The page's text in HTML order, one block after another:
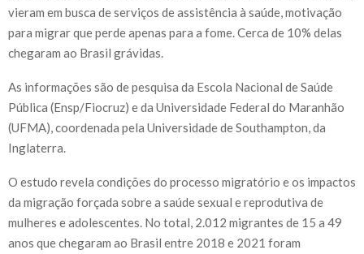
vieram em busca de serviços de assistência à saúde, motivação
para migrar que perde apenas para a fome. Cerca de 10% delas
chegaram ao Brasil grávidas.
As informações são de pesquisa da Escola Nacional de Saúde
Pública (Ensp/Fiocruz) e da Universidade Federal do Maranhão
(UFMA), coordenada pela Universidade de Southampton, da
Inglaterra.
O estudo revela condições do processo migratório e os impactos
da migração forçada sobre a saúde sexual e reprodutiva de
mulheres e adolescentes. No total, 2.012 migrantes de 15 a 49
anos que chegaram ao Brasil entre 2018 e 2021 foram